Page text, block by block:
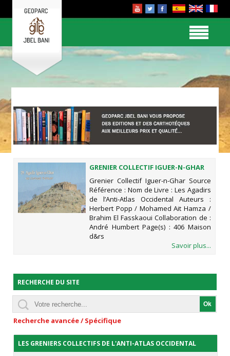
GRENIER COLLECTIF IGUER-N-GHAR
Grenier Collectif Iguer-n-Ghar Source
Référence : Nom de Livre : Les Agadirs
de l’Anti-Atlas Occidental Auteurs :
Herbert Popp / Mohamed Ait Hamza /
Brahim El Fasskaoui Collaboration de :
André Humbert Page(s) : 406 Maison
d&rs
Savoir plus...
RECHERCHE DU SITE
Recherche avancée / Spécifique
LES GRENIERS COLLECTIFS DE L'ANTI-ATLAS OCCIDENTAL